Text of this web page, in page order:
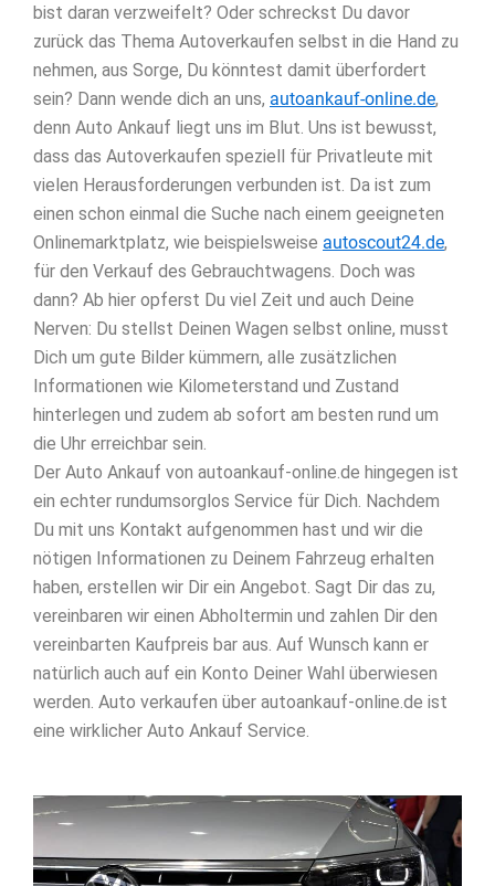
bist daran verzweifelt? Oder schreckst Du davor
zurück das Thema Autoverkaufen selbst in die Hand zu
nehmen, aus Sorge, Du könntest damit überfordert
sein? Dann wende dich an uns, autoankauf-online.de,
denn Auto Ankauf liegt uns im Blut. Uns ist bewusst,
dass das Autoverkaufen speziell für Privatleute mit
vielen Herausforderungen verbunden ist. Da ist zum
einen schon einmal die Suche nach einem geeigneten
Onlinemarktplatz, wie beispielsweise autoscout24.de,
für den Verkauf des Gebrauchtwagens. Doch was
dann? Ab hier opferst Du viel Zeit und auch Deine
Nerven: Du stellst Deinen Wagen selbst online, musst
Dich um gute Bilder kümmern, alle zusätzlichen
Informationen wie Kilometerstand und Zustand
hinterlegen und zudem ab sofort am besten rund um
die Uhr erreichbar sein.
Der Auto Ankauf von autoankauf-online.de hingegen ist
ein echter rundumsorglos Service für Dich. Nachdem
Du mit uns Kontakt aufgenommen hast und wir die
nötigen Informationen zu Deinem Fahrzeug erhalten
haben, erstellen wir Dir ein Angebot. Sagt Dir das zu,
vereinbaren wir einen Abholtermin und zahlen Dir den
vereinbarten Kaufpreis bar aus. Auf Wunsch kann er
natürlich auch auf ein Konto Deiner Wahl überwiesen
werden. Auto verkaufen über autoankauf-online.de ist
eine wirklicher Auto Ankauf Service.